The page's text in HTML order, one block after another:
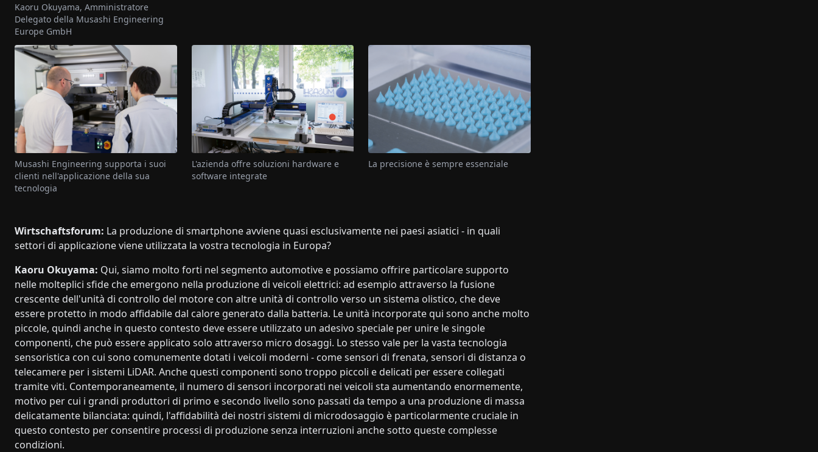
Kaoru Okuyama, Amministratore
Delegato della Musashi Engineering
Europe GmbH
Musashi Engineering supporta i suoi
clienti nell'applicazione della sua
tecnologia
L'azienda offre soluzioni hardware e
software integrate
La precisione è sempre essenziale
Wirtschaftsforum: La produzione di smartphone avviene quasi esclusivamente nei paesi asiatici - in quali
settori di applicazione viene utilizzata la vostra tecnologia in Europa?
Kaoru Okuyama: Qui, siamo molto forti nel segmento automotive e possiamo offrire particolare supporto
nelle molteplici sfide che emergono nella produzione di veicoli elettrici: ad esempio attraverso la fusione
crescente dell'unità di controllo del motore con altre unità di controllo verso un sistema olistico, che deve
essere protetto in modo affidabile dal calore generato dalla batteria. Le unità incorporate qui sono anche molto
piccole, quindi anche in questo contesto deve essere utilizzato un adesivo speciale per unire le singole
componenti, che può essere applicato solo attraverso micro dosaggi. Lo stesso vale per la vasta tecnologia
sensoristica con cui sono comunemente dotati i veicoli moderni - come sensori di frenata, sensori di distanza o
telecamere per i sistemi LiDAR. Anche questi componenti sono troppo piccoli e delicati per essere collegati
tramite viti. Contemporaneamente, il numero di sensori incorporati nei veicoli sta aumentando enormemente,
motivo per cui i grandi produttori di primo e secondo livello sono passati da tempo a una produzione di massa
delicatamente bilanciata: quindi, l'affidabilità dei nostri sistemi di microdosaggio è particolarmente cruciale in
questo contesto per consentire processi di produzione senza interruzioni anche sotto queste complesse
condizioni.